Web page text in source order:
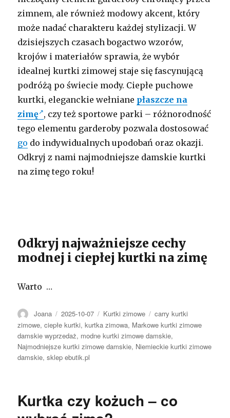
zimnem, ale również modowy akcent, który
może nadać charakteru każdej stylizacji. W
dzisiejszych czasach bogactwo wzorów,
krojów i materiałów sprawia, że wybór
idealnej kurtki zimowej staje się fascynującą
podróżą po świecie mody. Ciepłe puchowe
kurtki, eleganckie wełniane płaszcze na
zimę , czy też sportowe parki – różnorodność
tego elementu garderoby pozwala dostosować
go do indywidualnych upodobań oraz okazji.
Odkryj z nami najmodniejsze damskie kurtki
na zimę tego roku!
Odkryj najważniejsze cechy
modnej i ciepłej kurtki na zimę
Warto …
Autor
Joana Opublikowano
2025-10-07 Kategorie
Kurtki zimowe Tagi
carry kurtki
zimowe,ciepłe kurtki,kurtka zimowa, Markowe kurtki zimowe
damskie wyprzedaż, modne kurtki zimowe damskie,
Najmodniejsze kurtki zimowe damskie, Niemieckie kurtki zimowe
damskie,sklep ebutik.pl
Kurtka czy kożuch – co